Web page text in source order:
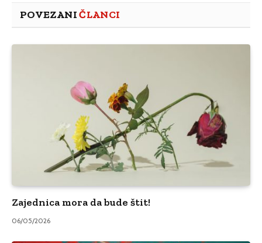
POVEZANIČLANCI
Zajednica mora da bude štit!
06/05/2026